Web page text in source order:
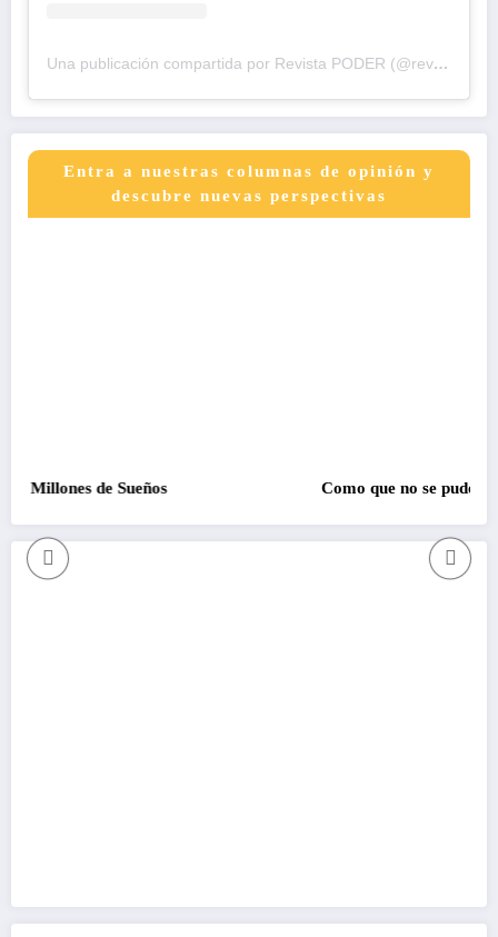
Una publicación compartida por Revista PODER (@revistapodercol)
Entra a nuestras columnas de opinión y
descubre nuevas perspectivas
Como que no se pudo